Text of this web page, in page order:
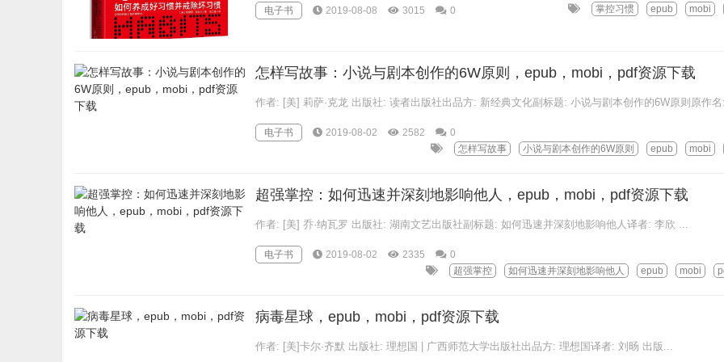
电子书 2019-08-08 3015 0 掌控习惯 epub mobi
怎样写故事：小说与剧本创作的6W原则，epub，mobi，pdf资源下载
作者: [美] 莉萨·克龙 出版社: 读者出版社出品方: 新经典文化副标题: 小说与剧本创作的6W原则原作
电子书 2019-08-02 2582
0
怎样写故事
小说与剧本创作的6W原则 epub mobi
超强掌控：如何迅速并深刻地影响他人，epub，mobi，pdf资源下载
作者: [美] 乔·纳瓦罗 出版社: 湖南文艺出版社副标题: 如何迅速并深刻地影响他人译者: 李欣 ...
电子书 2019-08-02 2335
0
超强掌控
如何迅速并深刻地影响他人 epub mobi
病毒星球，epub，mobi，pdf资源下载
作者: [美]卡尔·齐默 出版社: 理想国 | 广西师范大学出版社出品方: 理想国译者: 刘旸 出版...